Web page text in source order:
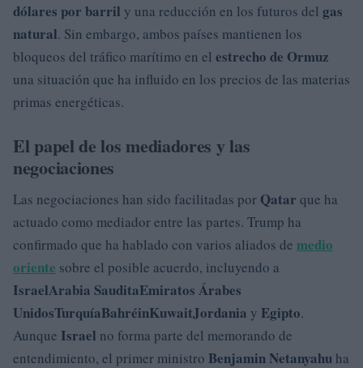
dólares por barril y una reducción en los futuros del gas
natural. Sin embargo, ambos países mantienen los
bloqueos del tráfico marítimo en el estrecho de Ormuz
una situación que ha influido en los precios de las materias
primas energéticas.
El papel de los mediadores y las
negociaciones
Las negociaciones han sido facilitadas por Qatar que ha
actuado como mediador entre las partes. Trump ha
confirmado que ha hablado con varios aliados de medio
oriente sobre el posible acuerdo, incluyendo a
IsraelArabia SauditaEmiratos Árabes
UnidosTurquíaBahréinKuwaitJordania y Egipto.
Aunque Israel no forma parte del memorando de
entendimiento, el primer ministro Benjamin Netanyahu ha